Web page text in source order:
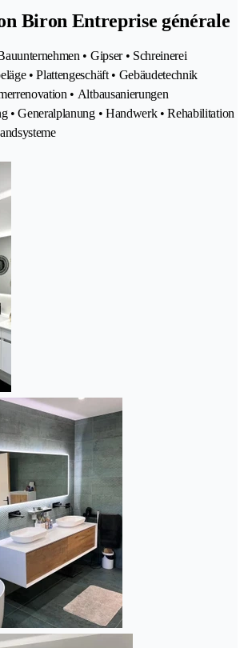
Biron Entreprise générale
• Gipser • Schreinerei
• Plattengeschäft • Gebäudetechnik
• Altbausanierungen
• Generalplanung • Handwerk • Rehabilitation